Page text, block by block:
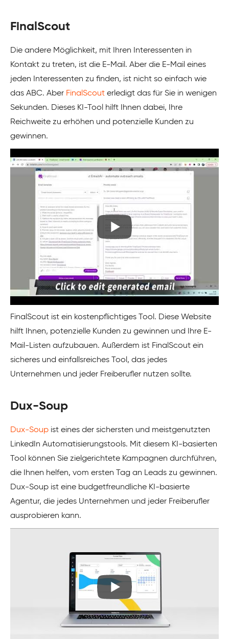
FinalScout
Die andere Möglichkeit, mit Ihren Interessenten in
Kontakt zu treten, ist die E-Mail. Aber die E-Mail eines
jeden Interessenten zu finden, ist nicht so einfach wie
das ABC. Aber FinalScout erledigt das für Sie in wenigen
Sekunden. Dieses KI-Tool hilft Ihnen dabei, Ihre
Reichweite zu erhöhen und potenzielle Kunden zu
gewinnen.
FinalScout ist ein kostenpflichtiges Tool. Diese Website
hilft Ihnen, potenzielle Kunden zu gewinnen und Ihre E-
Mail-Listen aufzubauen. Außerdem ist FinalScout ein
sicheres und einfallsreiches Tool, das jedes
Unternehmen und jeder Freiberufler nutzen sollte.
Dux-Soup
Dux-Soup ist eines der sichersten und meistgenutzten
LinkedIn Automatisierungstools. Mit diesem KI-basierten
Tool können Sie zielgerichtete Kampagnen durchführen,
die Ihnen helfen, vom ersten Tag an Leads zu gewinnen.
Dux-Soup ist eine budgetfreundliche KI-basierte
Agentur, die jedes Unternehmen und jeder Freiberufler
ausprobieren kann.